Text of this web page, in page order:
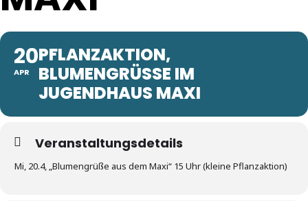
20
APR
PFLANZAKTION,
BLUMENGRÜSSE IM J
UGENDHAUS MAXI
Veranstaltungsdetails
Mi, 20.4, „Blumengrüße aus dem Maxi“ 15 Uhr (kleine Pflanzaktion)